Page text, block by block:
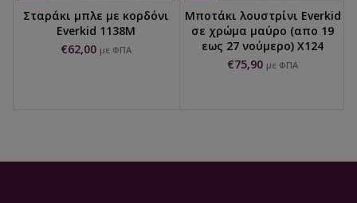
Σταράκι μπλε με κορδόνι
Everkid 1138M
€62,00 με ΦΠΑ
Μποτάκι λουστρίνι Everkid
σε χρώμα μαύρο (απο 19
εως 27 νούμερο) X124
€75,90 με ΦΠΑ